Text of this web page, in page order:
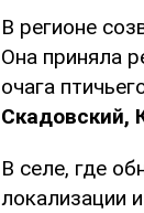
В регионе
Она приняла
очага
Скадовский,
В селе, где
локализации